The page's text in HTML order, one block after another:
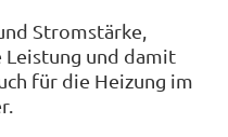
Stromstärke,
und damit
für die Heizung im